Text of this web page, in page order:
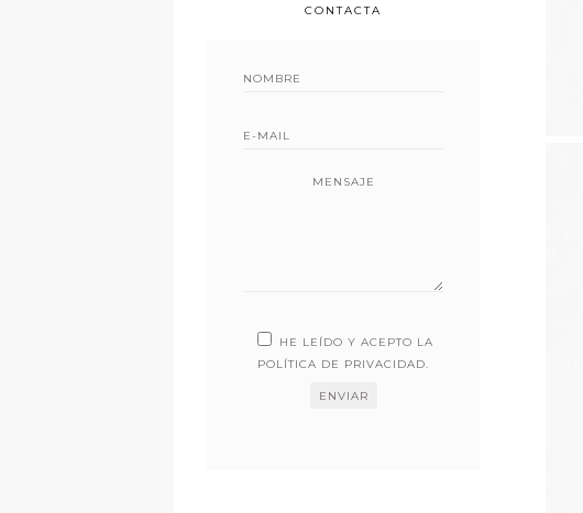
CONTACTA
MENSAJE
HE LEÍDO Y ACEPTO LA
POLÍTICA DE PRIVACIDAD.